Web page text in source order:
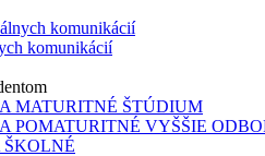
komunikácií
komunikácií
MATURITNÉ ŠTÚDIUM
POMATURITNÉ VYŠŠIE